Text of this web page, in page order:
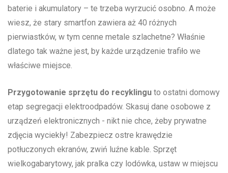
baterie i akumulatory – te trzeba wyrzucić osobno. A⁣ może
wiesz, że stary smartfon zawiera aż 40 różnych
pierwiastków,‌ w tym cenne metale szlachetne? Właśnie
dlatego tak‌ ważne jest, by każde urządzenie trafiło we
właściwe miejsce.
Przygotowanie sprzętu do‍ recyklingu to ostatni domowy
etap segregacji elektroodpadów. Skasuj dane osobowe ⁤z
urządzeń elektronicznych ⁢- nikt nie chce, żeby prywatne
zdjęcia wyciekły! Zabezpiecz ostre krawędzie
potłuczonych⁢ ekranów, zwiń luźne kable. Sprzęt
wielkogabarytowy, jak pralka czy lodówka, ustaw w⁢ miejscu